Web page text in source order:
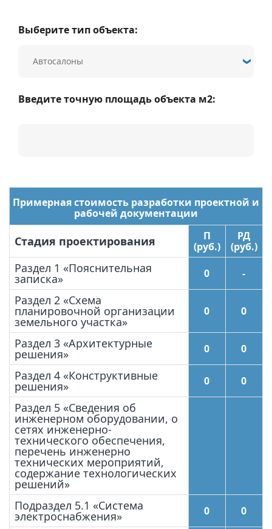
Выберите тип объекта:
Введите точную площадь объекта м2:
Примерная стоимость разработки проектной и
рабочей документации
Стадия проектирования
П
(руб.)
РД
(руб.)
Раздел 1 «Пояснительная
записка» 0 -
Раздел 2 «Схема
планировочной организации
земельного участка»
0 0
Раздел 3 «Архитектурные
решения» 0 0
Раздел 4 «Конструктивные
решения» 0 0
Раздел 5 «Сведения об
инженерном оборудовании, о
сетях инженерно-
технического обеспечения,
перечень инженерно
технических мероприятий,
содержание технологических
решений»
Подраздел 5.1 «Система
электроснабжения» 0 0